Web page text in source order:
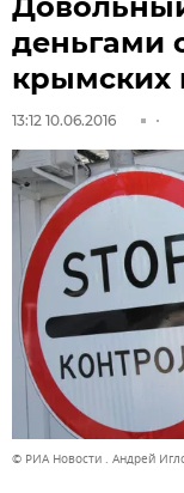
деньгами
крымских
13:12 10.06.2016
© РИА Новости . Андрей